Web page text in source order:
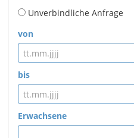
Unverbindliche Anfrage
von
bis
Erwachsene